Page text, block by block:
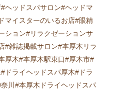
ヘッドスパサロン#ヘッドマ
マイスターのいるお店#眼精
ション#リラクゼーションサ
#雑誌掲載サロン#本厚木リラ
厚木#本厚木駅東口#厚木市#
ドライヘッドスパ厚木#ドラ
川#本厚木ドライヘッドスパ